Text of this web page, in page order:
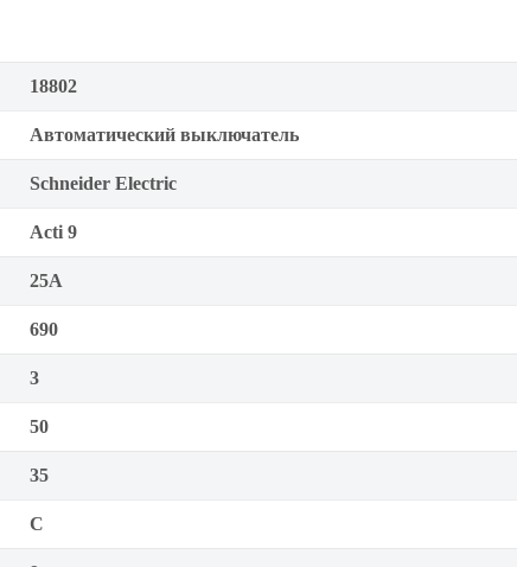
18802
Автоматический выключатель
Schneider Electric
Acti 9
25А
690
3
50
35
C